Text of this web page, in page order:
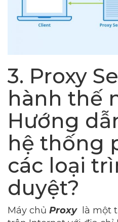
3. Proxy
hành thế
Hướng
hệ thống
các loại
duyệt?
Máy chủ Proxy
là một